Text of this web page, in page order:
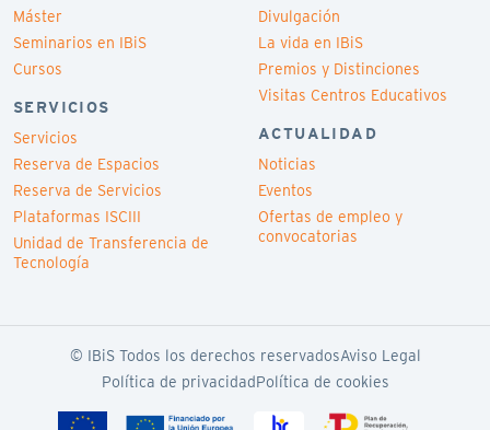
Máster
Seminarios en IBiS
Cursos
SERVICIOS
Servicios
Reserva de Espacios
Reserva de Servicios
Plataformas ISCIII
Unidad de Transferencia de
Tecnología
Divulgación
La vida en IBiS
Premios y Distinciones
Visitas Centros Educativos
ACTUALIDAD
Noticias
Eventos
Ofertas de empleo y
convocatorias
© IBiS Todos los derechos reservadosAviso Legal
Política de privacidadPolítica de cookies